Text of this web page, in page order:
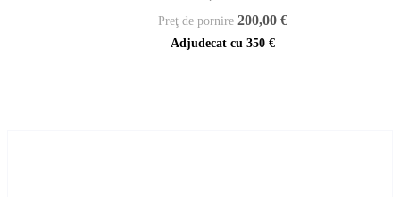
Preţ de pornire 200,00 €
Adjudecat cu 350 €